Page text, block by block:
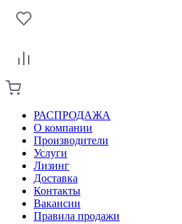
РАСПРОДАЖА
О компании
Производители
Услуги
Лизинг
Доставка
Контакты
Вакансии
Правила продажи